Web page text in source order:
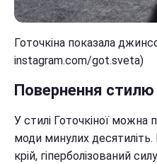
Готочкіна показала
instagram.com/got.sveta)
Повернення
У стилі Готочкіної можна
моди минулих десятиліть.
крій, гіперболізований